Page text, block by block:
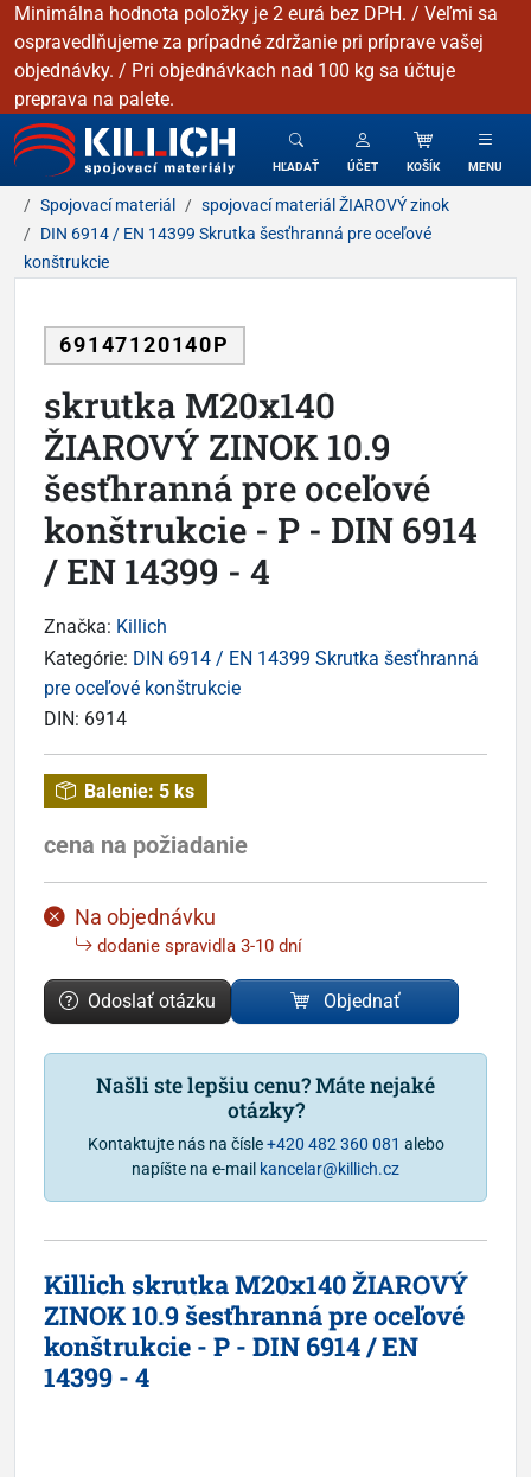
Minimálna hodnota položky je 2 eurá bez DPH. / Veľmi sa
ospravedlňujeme za prípadné zdržanie pri príprave vašej
objednávky. / Pri objednávkach nad 100 kg sa účtuje
preprava na palete.
KILLICH - Spojovacie materiály
HĽADAŤ ÚČET KOŠÍK MENU
Spojovací materiál
spojovací materiál ŽIAROVÝ zinok
DIN 6914 / EN 14399 Skrutka šesťhranná pre oceľové
konštrukcie
69147120140P
skrutka M20x140
ŽIAROVÝ ZINOK 10.9
šesťhranná pre oceľové
konštrukcie - P - DIN 6914
/ EN 14399 - 4
Značka: Killich
Kategórie: DIN 6914 / EN 14399 Skrutka šesťhranná
pre oceľové konštrukcie
DIN: 6914
Balenie: 5 ks
cena na požiadanie
Na objednávku
dodanie spravidla 3-10 dní
Odoslať otázku Objednať
Našli ste lepšiu cenu? Máte nejaké
otázky?
Kontaktujte nás na čísle+420 482 360 081 alebo
napíšte na e-mail kancelar@killich.cz
Killich skrutka M20x140 ŽIAROVÝ
ZINOK 10.9 šesťhranná pre oceľové
konštrukcie - P - DIN 6914 / EN
14399 - 4